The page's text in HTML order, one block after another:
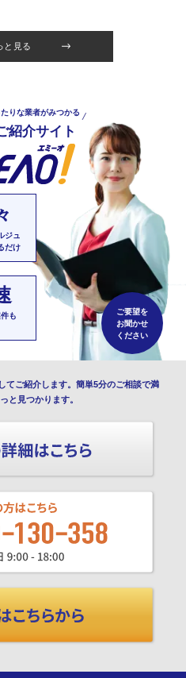
と見る
りな業者がみつかる
紹介サイト
ジュ
だけ
も
ご要望を
お聞かせ
ください
てご紹介します。簡単5分のご相談で満
と見つかります。